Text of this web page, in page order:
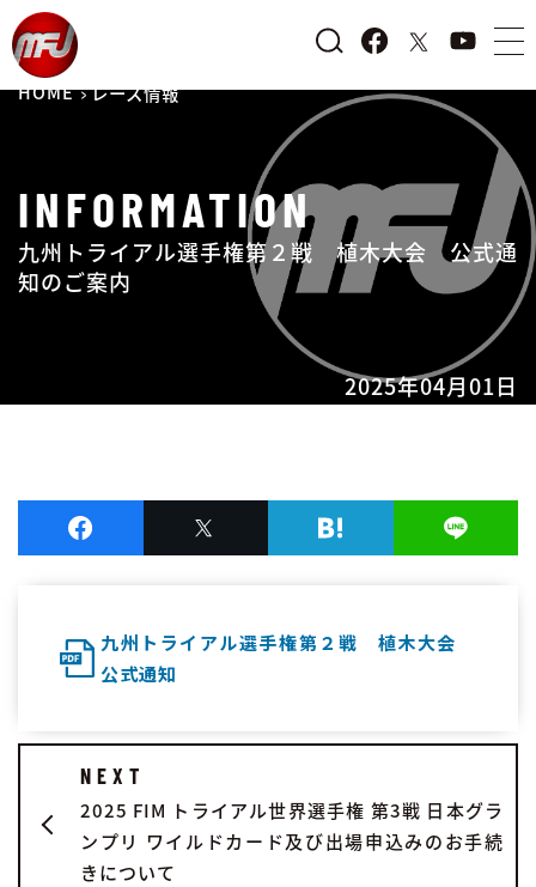
HOME レース情報
INFORMATION
九州トライアル選手権第２戦 植木大会 公式通
知のご案内
2025年04月01日
九州トライアル選手権第２戦 植木大会
公式通知
NEXT
2025 FIM トライアル世界選手権 第3戦 日本グラ
ンプリ ワイルドカード及び出場申込みのお手続
きについて